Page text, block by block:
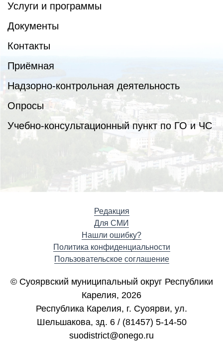
Услуги и программы
Документы
Контакты
Приёмная
Надзорно-контрольная деятельность
Опросы
Учебно-консультационный пункт по ГО и ЧС
Редакция
Для СМИ
Нашли ошибку?
Политика конфиденциальности
Пользовательское соглашение
© Суоярвский муниципальный округ Республики
Карелия, 2026
Республика Карелия, г. Cуоярви, ул.
Шельшакова, зд. 6 / (81457) 5-14-50
suodistrict@onego.ru